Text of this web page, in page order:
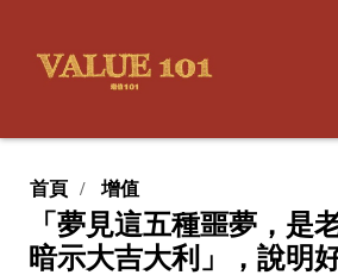
首頁 增值
「夢見這五種噩夢，是
暗示大吉大利」，說明